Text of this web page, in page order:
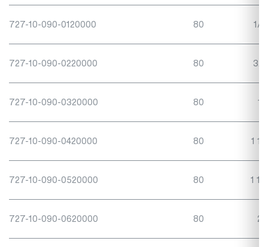
727-10-090-0120000 80 1/
727-10-090-0220000 80 3/
727-10-090-0320000 80 1"
727-10-090-0420000 80 1 1/
727-10-090-0520000 80 1 1/
727-10-090-0620000 80 2"